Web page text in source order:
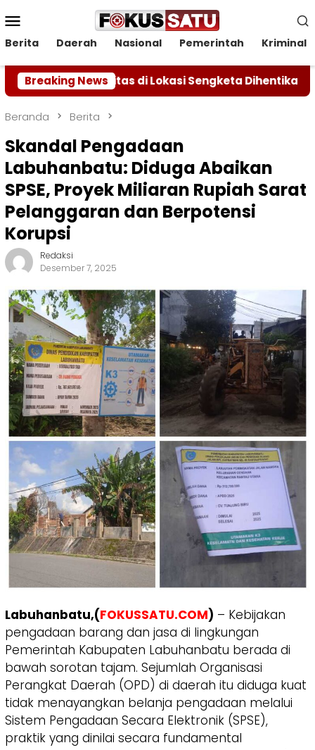
ke
kontenMobile
Berita Daerah Nasional Pemerintah Kriminal
Breaking News
di Lokasi Sengketa Dihentikan Sementara
Beranda Berita
Skandal Pengadaan
Labuhanbatu: Diduga Abaikan
SPSE, Proyek Miliaran Rupiah Sarat
Pelanggaran dan Berpotensi
Korupsi
Redaksi
Desember 7, 2025
Labuhanbatu,(FOKUSSATU.COM) – Kebijakan
pengadaan barang dan jasa di lingkungan
Pemerintah Kabupaten Labuhanbatu berada di
bawah sorotan tajam. Sejumlah Organisasi
Perangkat Daerah (OPD) di daerah itu diduga kuat
tidak menayangkan belanja pengadaan melalui
Sistem Pengadaan Secara Elektronik (SPSE),
praktik yang dinilai secara fundamental